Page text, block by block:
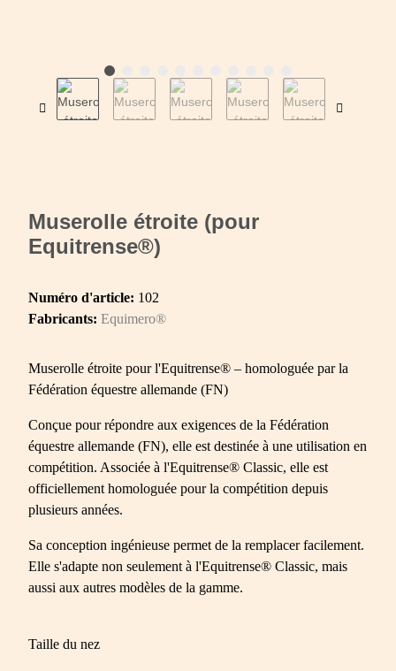
Muserolle étroite (pour
Equitrense®)
Numéro d'article: 102
Fabricants: Equimero®
Muserolle étroite pour l'Equitrense® – homologuée par la
Fédération équestre allemande (FN)
Conçue pour répondre aux exigences de la Fédération
équestre allemande (FN), elle est destinée à une utilisation en
compétition. Associée à l'Equitrense® Classic, elle est
officiellement homologuée pour la compétition depuis
plusieurs années.
Sa conception ingénieuse permet de la remplacer facilement.
Elle s'adapte non seulement à l'Equitrense® Classic, mais
aussi aux autres modèles de la gamme.
Taille du nez